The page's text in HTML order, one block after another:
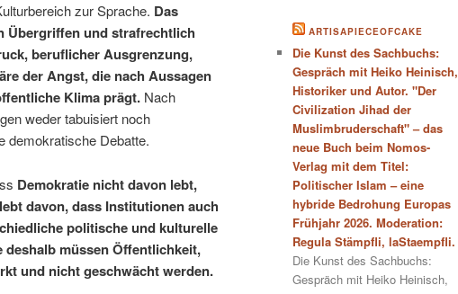
zur Sprache. Das
Übergriffen und strafrechtlich
beruflicher Ausgrenzung,
der Angst, die nach Aussagen
Klima prägt. Nach
weder tabuisiert noch
demokratische Debatte.
Demokratie nicht davon lebt,
davon, dass Institutionen auch
politische und kulturelle
müssen Öffentlichkeit,
und nicht geschwächt werden.
ARTISAPIECEOFCAKE
Die Kunst des Sachbuchs:
Gespräch mit Heiko Heinisch,
Historiker und Autor. "Der
Civilization Jihad der
Muslimbruderschaft" – das
neue Buch beim Nomos-
Verlag mit dem Titel:
Politischer Islam – eine
hybride Bedrohung Europas
Frühjahr 2026. Moderation:
Regula Stämpfli, laStaempfli.
Die Kunst des Sachbuchs:
Gespräch mit Heiko Heinisch,